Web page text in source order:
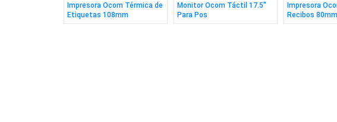
Impresora Ocom Térmica de
Etiquetas 108mm
Monitor Ocom Táctil 17.5"
Para Pos
Impresora
Recibos 80mm